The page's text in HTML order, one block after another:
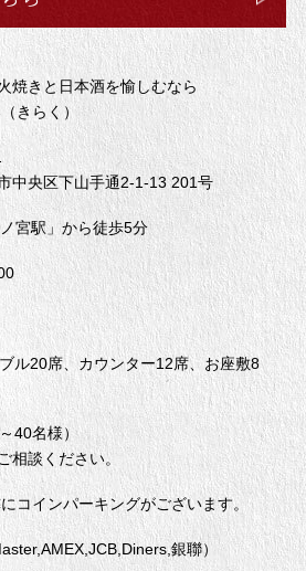
焼きと日本酒を愉しむなら
きらく）
中央区下山手通2-1-13 201号
宮駅」から徒歩5分
ル20席、カウンター12席、お座敷8
40名様）
相談ください。
コインパーキングがございます。
銀聯）